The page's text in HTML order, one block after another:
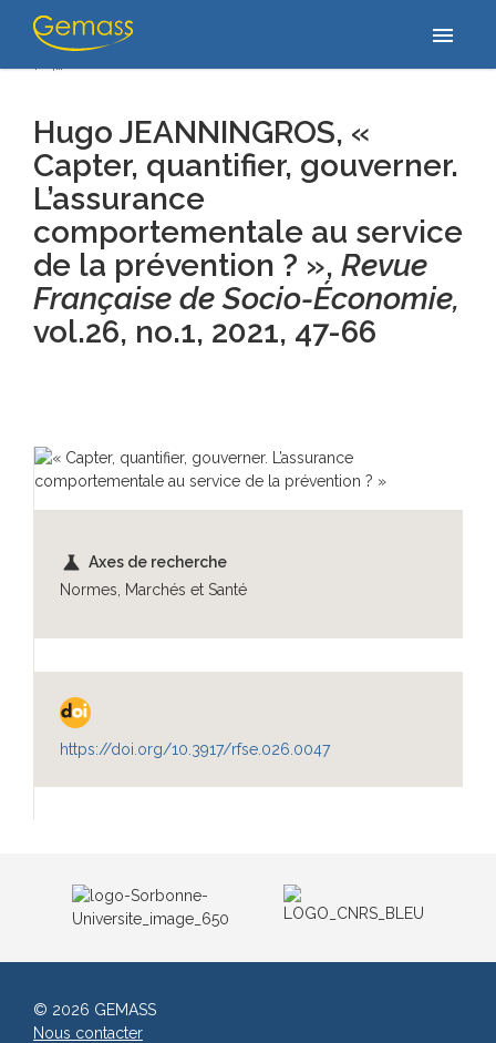
menu
Accueil/Publications
gouverner. L’assurance comportementale au service de la prévention
? »,…
Hugo JEANNINGROS, «
Capter, quantifier, gouverner.
L’assurance
comportementale au service
de la prévention ? », Revue
Française de Socio-Économie,
vol.26, no.1, 2021, 47-66
science Axes de recherche
Normes, Marchés et Santé
https://doi.org/10.3917/rfse.026.0047
© 2026 GEMASS
Nous contacter